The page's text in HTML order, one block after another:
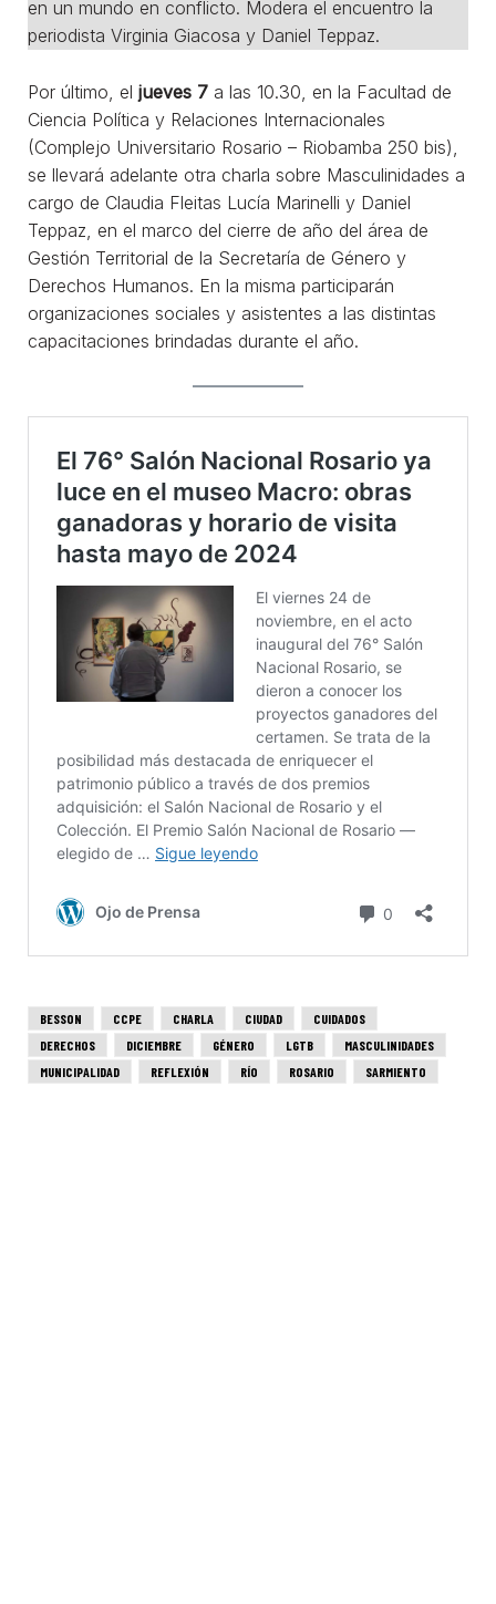
en un mundo en conflicto. Modera el encuentro la
periodista Virginia Giacosa y Daniel Teppaz.
Por último, el jueves 7 a las 10.30, en la Facultad de
Ciencia Política y Relaciones Internacionales
(Complejo Universitario Rosario – Riobamba 250 bis),
se llevará adelante otra charla sobre Masculinidades a
cargo de Claudia Fleitas Lucía Marinelli y Daniel
Teppaz, en el marco del cierre de año del área de
Gestión Territorial de la Secretaría de Género y
Derechos Humanos. En la misma participarán
organizaciones sociales y asistentes a las distintas
capacitaciones brindadas durante el año.
BESSON CCPE CHARLA CIUDAD
CUIDADOS
DERECHOS
DICIEMBRE GÉNERO LGTB
MASCULINIDADES
MUNICIPALIDAD
REFLEXIÓN RÍO ROSARIO
SARMIENTO